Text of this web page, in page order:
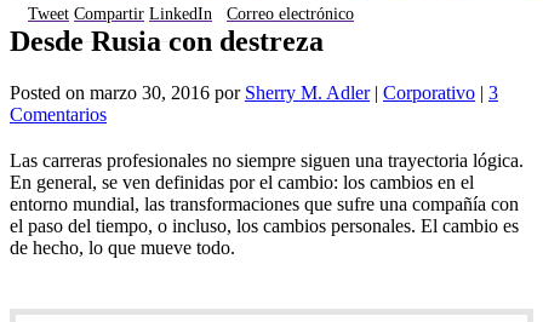
Tweet Compartir LinkedIn Correo electrónico
Desde Rusia con destreza
Posted on marzo 30, 2016 por Sherry M. Adler| Corporativo | 3
Comentarios
Las carreras profesionales no siempre siguen una trayectoria lógica.
En general, se ven definidas por el cambio: los cambios en el
entorno mundial, las transformaciones que sufre una compañía con
el paso del tiempo, o incluso, los cambios personales. El cambio es
de hecho, lo que mueve todo.